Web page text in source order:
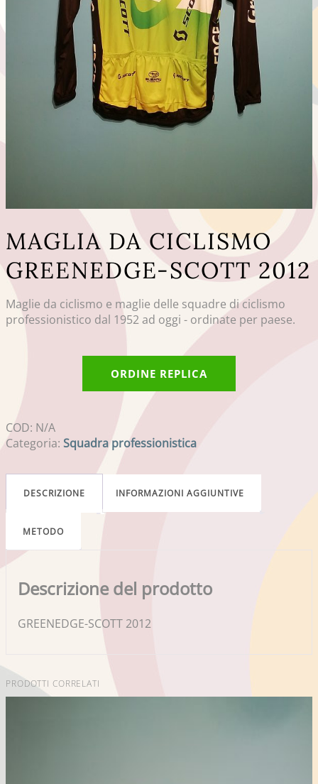
MAGLIA DA CICLISMO
GREENEDGE-SCOTT 2012
Maglie da ciclismo e maglie delle squadre di ciclismo
professionistico dal 1952 ad oggi - ordinate per paese.
ORDINE REPLICA
COD: N/A
Categoria: Squadra professionistica
DESCRIZIONE INFORMAZIONI AGGIUNTIVE
METODO
Descrizione del prodotto
GREENEDGE-SCOTT 2012
PRODOTTI CORRELATI